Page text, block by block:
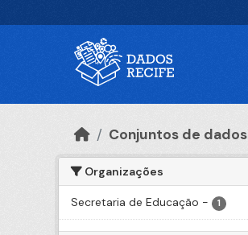
Conjuntos de dados
Organizações
Secretaria de Educação - 1